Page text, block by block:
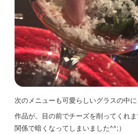
次のメニューも可愛らしいグラスの中に
作品が。目の前でチーズを削ってくれ
関係で暗くなってしまいました^^;）